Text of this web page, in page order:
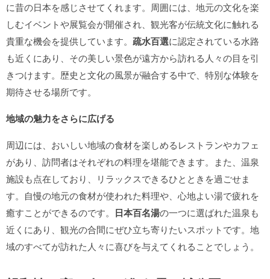
に昔の日本を感じさせてくれます。周囲には、地元の文化を楽
しむイベントや展覧会が開催され、観光客が伝統文化に触れる
貴重な機会を提供しています。 疏水百選に認定されている水路
も近くにあり、その美しい景色が遠方から訪れる人々の目を引
きつけます。歴史と文化の風景が融合する中で、特別な体験を
期待させる場所です。
地域の魅力をさらに広げる
周辺には、おいしい地域の食材を楽しめるレストランやカフェ
があり、訪問者はそれぞれの料理を堪能できます。また、温泉
施設も点在しており、リラックスできるひとときを過ごせま
す。自慢の地元の食材が使われた料理や、心地よい湯で疲れを
癒すことができるのです。 日本百名湯の一つに選ばれた温泉も
近くにあり、観光の合間にぜひ立ち寄りたいスポットです。地
域のすべてが訪れた人々に喜びを与えてくれることでしょう。